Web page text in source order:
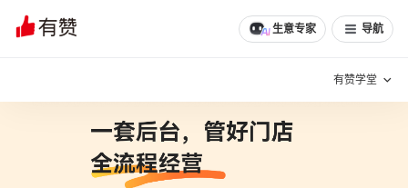
生意专家 导航
有赞学堂
增长方法